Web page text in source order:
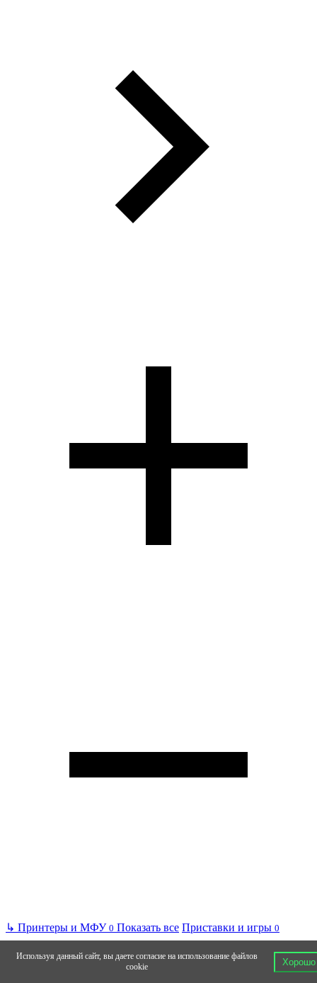
↳ Принтеры и МФУ 0 Показать все Приставки и игры 0
Используя данный сайт, вы даете согласие на использование файлов
cookie
Хорошо